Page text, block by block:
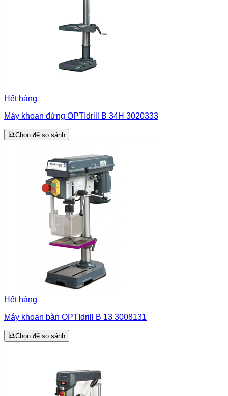
Hết hàng
Máy khoan đứng OPTIdrill B 34H 3020333
Chọn để so sánh
Hết hàng
Máy khoan bàn OPTIdrill B 13 3008131
Chọn để so sánh